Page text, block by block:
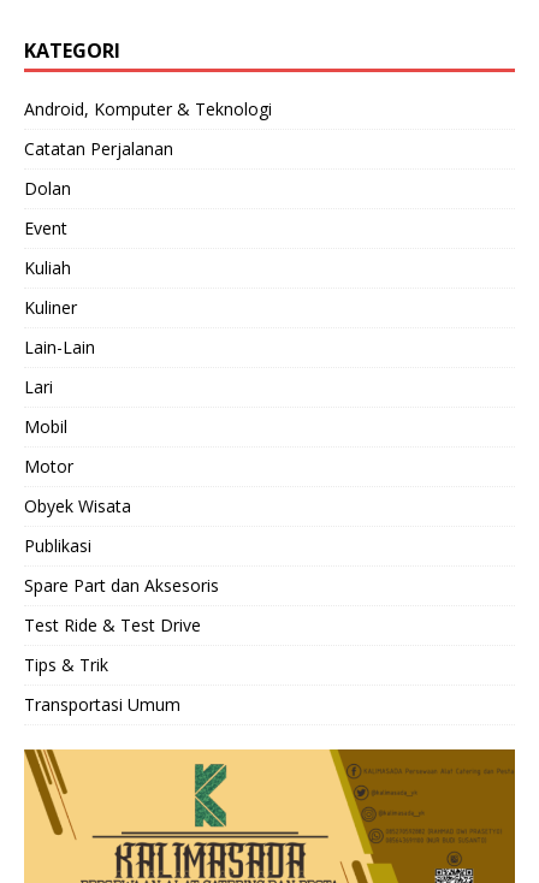
KATEGORI
Android, Komputer & Teknologi
Catatan Perjalanan
Dolan
Event
Kuliah
Kuliner
Lain-Lain
Lari
Mobil
Motor
Obyek Wisata
Publikasi
Spare Part dan Aksesoris
Test Ride & Test Drive
Tips & Trik
Transportasi Umum